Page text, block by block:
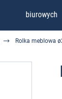
biurowych
Rolka meblowa